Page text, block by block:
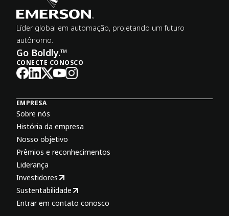
Líder global em automação, projetando um futuro
autônomo.
Go Boldly.™
CONECTE CONOSCO
EMPRESA
Sobre nós
História da empresa
Nosso objetivo
Prêmios e reconhecimentos
Liderança
Investidores
Sustentabilidade
Entrar em contato conosco